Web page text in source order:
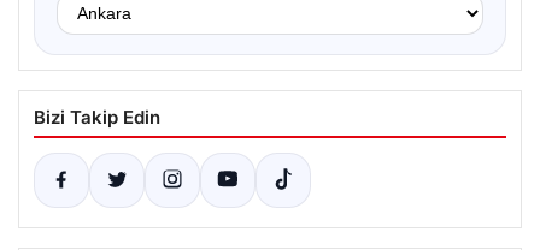
Bizi Takip Edin